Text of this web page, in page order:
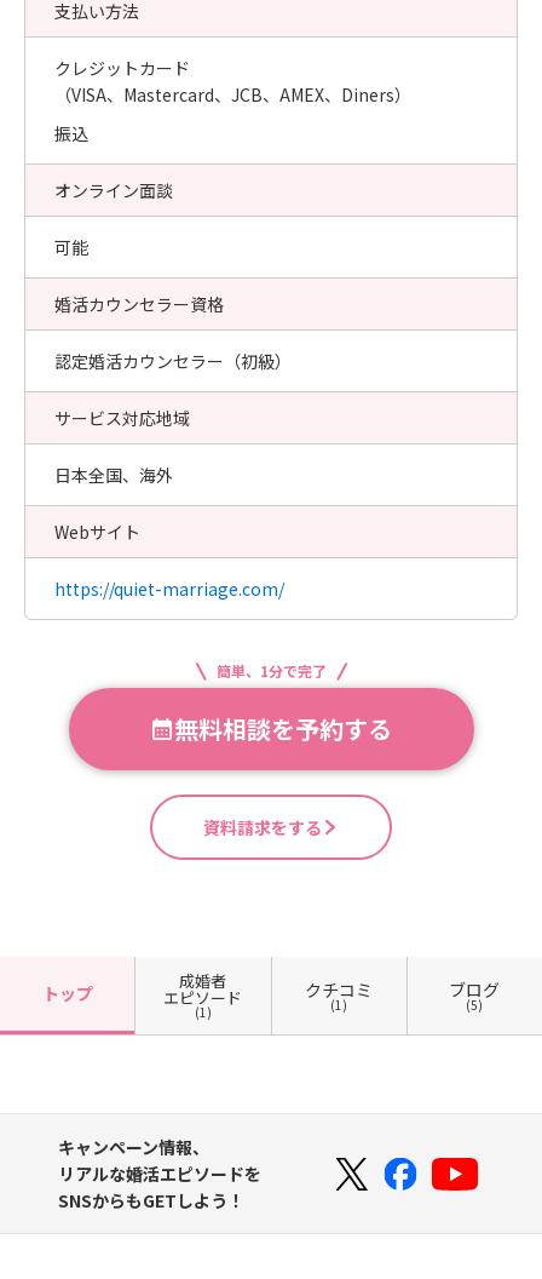
支払い方法
クレジットカード
（VISA、Mastercard、JCB、AMEX、Diners）
振込
オンライン面談
可能
婚活カウンセラー資格
認定婚活カウンセラー（初級）
サービス対応地域
日本全国、海外
Webサイト
https://quiet-marriage.com/
簡単、1分で完了
無料相談を予約する
資料請求をする
トップ
成婚者
エピソード
(1)
クチコミ
(1)
ブログ
(5)
キャンペーン情報、
リアルな婚活エピソードを
SNSからもGETしよう！